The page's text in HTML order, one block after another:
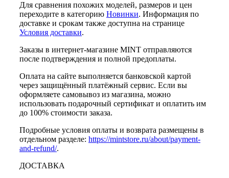
Для сравнения похожих моделей, размеров и цен
переходите в категорию Новинки. Информация по
доставке и срокам также доступна на странице
Условия доставки.
Заказы в интернет-магазине MINT отправляются
после подтверждения и полной предоплаты.
Оплата на сайте выполняется банковской картой
через защищённый платёжный сервис. Если вы
оформляете самовывоз из магазина, можно
использовать подарочный сертификат и оплатить им
до 100% стоимости заказа.
Подробные условия оплаты и возврата размещены в
отдельном разделе: https://mintstore.ru/about/payment-
and-refund/.
ДОСТАВКА